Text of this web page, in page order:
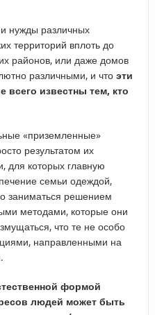
нужды различных
территорий вплоть до
районов, или даже домов
различными, и что эти
всего известны тем, кто
«приземленные»
результатом их
для которых главную
семьи одеждой,
заниматься решением
методами, которые они
что те не особо
направленными на
формой
людей может быть